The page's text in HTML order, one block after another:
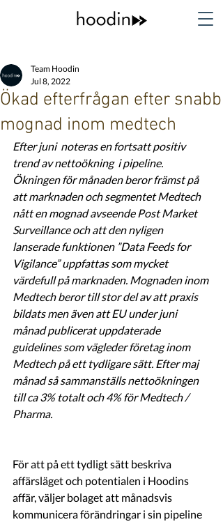
Ökad efterfrågan efter snabb
mognad inom medtech
Team Hoodin
Jul 8, 2022
Efter juni  noteras en fortsatt positiv
trend av nettoökning  i pipeline.
Ökningen för månaden beror främst på
att marknaden och segmentet Medtech
nått en mognad avseende Post Market
Surveillance och att den nyligen
lanserade funktionen ”Data Feeds for
Vigilance” uppfattas som mycket
värdefull på marknaden. Mognaden inom
Medtech beror till stor del av att praxis
bildats men även att EU under juni
månad publicerat uppdaterade
guidelines som vägleder företag inom
Medtech på ett tydligare sätt. Efter maj
månad så sammanställs nettoökningen
till ca 3% totalt och 4% för Medtech /
Pharma.
För att på ett tydligt sätt beskriva
affärsläget och potentialen i Hoodins
affär, väljer bolaget att månadsvis
kommunicera förändringar i sin pipeline